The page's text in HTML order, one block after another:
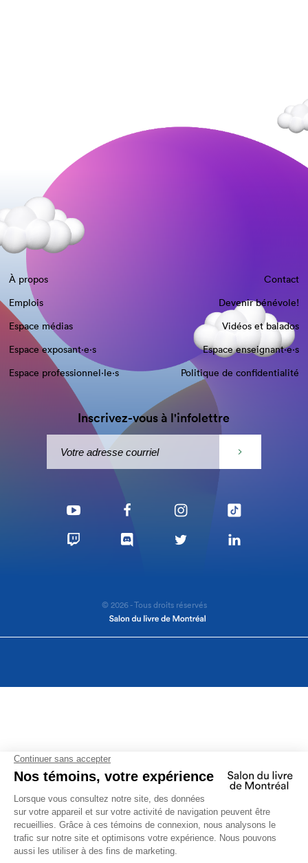
À propos
Contact
Emplois
Devenir bénévole!
Espace médias
Vidéos et balados
Espace exposant·e⋅s
Espace enseignant·e⋅s
Espace professionnel·le⋅s
Politique de confidentialité
Inscrivez-vous à l'infolettre
© 2026 - Tous droits réservés